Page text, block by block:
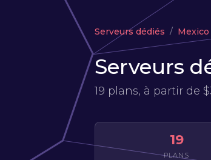
Serveurs dédiés Mexico
Serveurs
19 plans, à partir de
19
PLANS